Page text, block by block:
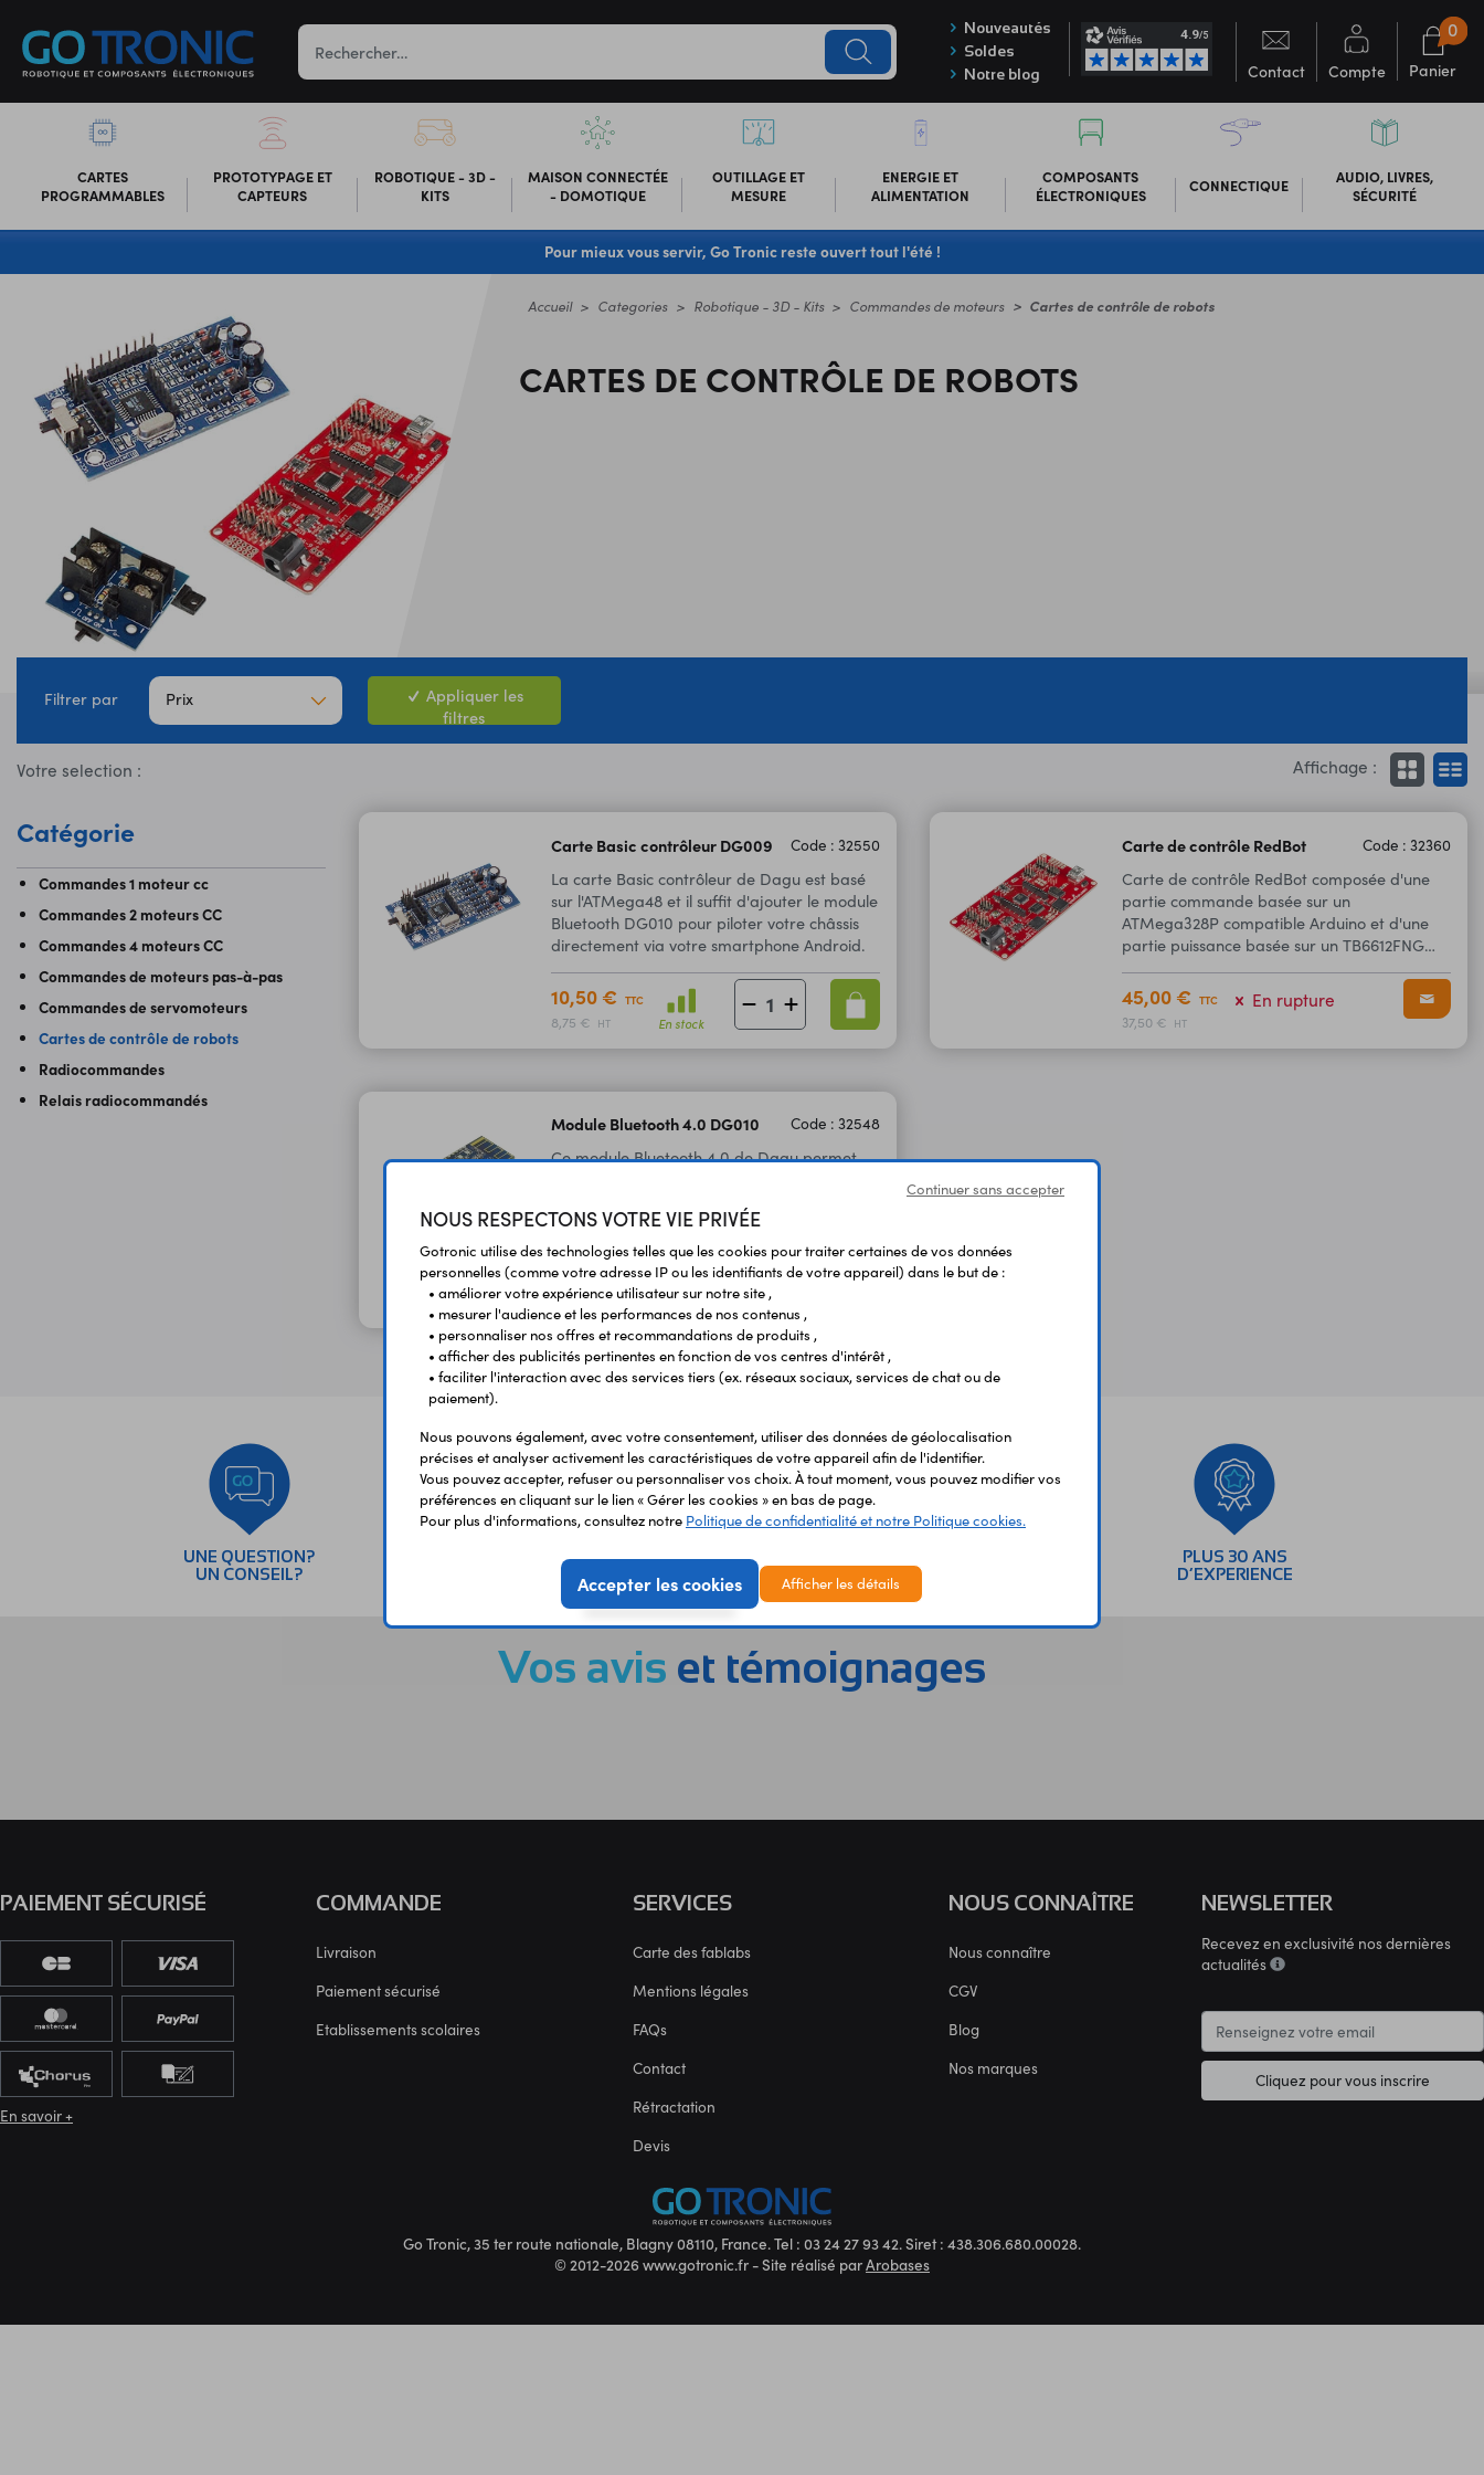
Nouveautés
Soldes
Notre blog
Contact Compte Panier
0
CARTES
PROGRAMMABLES
PROTOTYPAGE ET
CAPTEURS
ROBOTIQUE - 3D -
KITS
MAISON CONNECTÉE
- DOMOTIQUE
OUTILLAGE ET
MESURE
ENERGIE ET
ALIMENTATION
COMPOSANTS
ÉLECTRONIQUES
CONNECTIQUE
AUDIO, LIVRES,
SÉCURITÉ
Pour mieux vous servir, Go Tronic reste ouvert tout l'été !
Accueil Categories Robotique - 3D - Kits Commandes de moteurs Cartes de contrôle de robots
CARTES DE CONTRÔLE DE ROBOTS
Filtrer par Prix
Appliquer les
filtres
Votre selection : Affichage :
Catégorie
Commandes 1 moteur cc
Commandes 2 moteurs CC
Commandes 4 moteurs CC
Commandes de moteurs pas-à-pas
Commandes de servomoteurs
Cartes de contrôle de robots
Radiocommandes
Relais radiocommandés
Carte Basic contrôleur DG009 Code : 32550
La carte Basic contrôleur de Dagu est basé
sur l'ATMega48 et il suffit d'ajouter le module
Bluetooth DG010 pour piloter votre châssis
directement via votre smartphone Android.
10,50 € TTC
8,75 € HT En stock
Carte de contrôle RedBot Code : 32360
Carte de contrôle RedBot composée d'une
partie commande basée sur un
ATMega328P compatible Arduino et d'une
partie puissance basée sur un TB6612FNG
45,00 € TTC
37,50 € HT
En rupture
Module Bluetooth 4.0 DG010 Code : 32548
Ce module Bluetooth 4.0 de Dagu permet
TTL).
10,90 € TTC
9,08 € HT En stock
UNE QUESTION?
UN CONSEIL?
LIVRAISON
RAPIDE
PLUS 30 ANS
D’EXPERIENCE
Vos avis et témoignages
COMMANDE
Livraison
Paiement sécurisé
Etablissements scolaires
SERVICES
Carte des fablabs
Mentions légales
FAQs
Contact
Rétractation
Devis
NOUS CONNAÎTRE
Nous connaître
CGV
Blog
Nos marques
NEWSLETTER
Recevez en exclusivité nos dernières
actualités
Cliquez pour vous inscrire
PAIEMENT SÉCURISÉ
En savoir +
Go Tronic, 35 ter route nationale, Blagny 08110, France. Tel : 03 24 27 93 42. Siret : 438.306.680.00028.
© 2012-2026 www.gotronic.fr - Site réalisé parArobases
Continuer sans accepter
NOUS RESPECTONS VOTRE VIE PRIVÉE
Gotronic utilise des technologies telles que les cookies pour traiter certaines de vos données
personnelles (comme votre adresse IP ou les identifiants de votre appareil) dans le but de :
• améliorer votre expérience utilisateur sur notre site ,
• mesurer l'audience et les performances de nos contenus ,
• personnaliser nos offres et recommandations de produits ,
• afficher des publicités pertinentes en fonction de vos centres d'intérêt ,
• faciliter l'interaction avec des services tiers (ex. réseaux sociaux, services de chat ou de
paiement).
Nous pouvons également, avec votre consentement, utiliser des données de géolocalisation
précises et analyser activement les caractéristiques de votre appareil afin de l'identifier.
Vous pouvez accepter, refuser ou personnaliser vos choix. À tout moment, vous pouvez modifier vos
préférences en cliquant sur le lien « Gérer les cookies » en bas de page.
Pour plus d'informations, consultez notre Politique de confidentialité et notre Politique cookies.
Accepter les cookies Afficher les détails